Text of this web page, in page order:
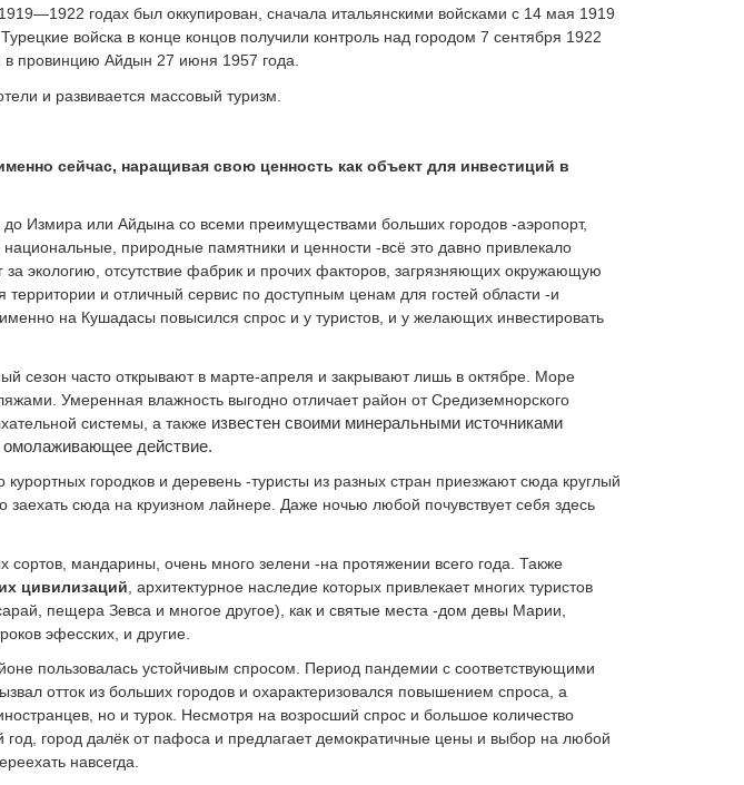
годах был оккупирован, сначала итальянскими войсками с 14 мая 1919
войска в конце концов получили контроль над городом 7 сентября 1922
провинцию Айдын 27 июня 1957 года.
и развивается массовый туризм.
сейчас, наращивая свою ценность как объект для инвестиций в
до Измира или Айдына со всеми преимуществами больших городов -аэропорт,
природные памятники и ценности -всё это давно привлекало
за экологию, отсутствие фабрик и прочих факторов, загрязняющих окружающую
территории и отличный сервис по доступным ценам для гостей области -и
на Кушадасы повысился спрос и у туристов, и у желающих инвестировать
сезон часто открывают в марте-апреля и закрывают лишь в октябре. Море
Умеренная влажность выгодно отличает район от Средиземнорского
системы, а также известен своими минеральными источниками
действие.
городков и деревень -туристы из разных стран приезжают сюда круглый
заехать сюда на круизном лайнере. Даже ночью любой почувствует себя здесь
сортов, мандарины, очень много зелени -на протяжении всего года. Также
цивилизаций , архитектурное наследие которых привлекает многих туристов
пещера Зевса и многое другое), как и святые места -дом девы Марии,
эфесских, и другие.
пользовалась устойчивым спросом. Период пандемии с соответствующими
отток из больших городов и охарактеризовался повышением спроса, а
но и турок. Несмотря на возросший спрос и большое количество
город далёк от пафоса и предлагает демократичные цены и выбор на любой
навсегда.